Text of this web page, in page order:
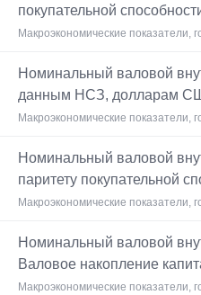
покупательной
Макроэкономические показатели,
Номинальный валовой
данным НСЗ, долларам
Макроэкономические показатели,
Номинальный валовой
паритету покупательной
Макроэкономические показатели,
Номинальный валовой
Валовое накопление
Макроэкономические показатели,